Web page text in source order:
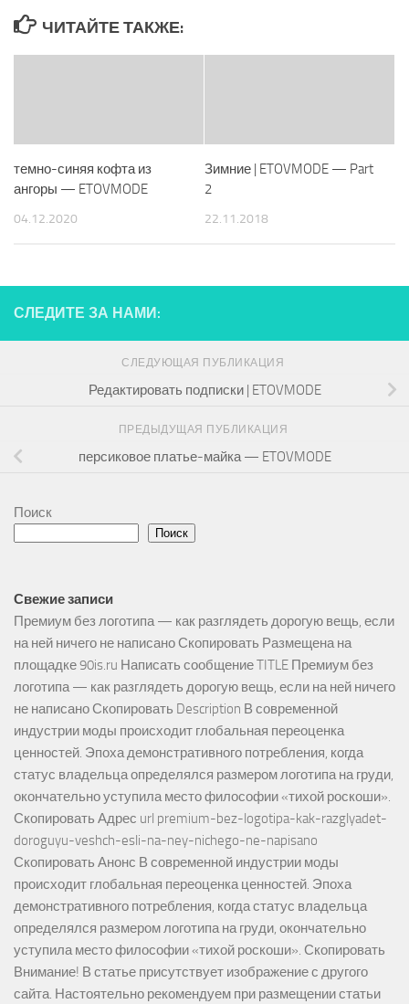
ЧИТАЙТЕ ТАКЖЕ:
темно-синяя кофта из
ангоры — ETOVMODE
04.12.2020
Зимние | ETOVMODE — Part
2
22.11.2018
СЛЕДИТЕ ЗА НАМИ:
СЛЕДУЮЩАЯ ПУБЛИКАЦИЯ
Редактировать подписки | ETOVMODE
ПРЕДЫДУЩАЯ ПУБЛИКАЦИЯ
персиковое платье-майка — ETOVMODE
Поиск
Поиск
Свежие записи
Премиум без логотипа — как разглядеть дорогую вещь, если
на ней ничего не написано Скопировать Размещена на
площадке 90is.ru Написать сообщение TITLE Премиум без
логотипа — как разглядеть дорогую вещь, если на ней ничего
не написано Скопировать Description В современной
индустрии моды происходит глобальная переоценка
ценностей. Эпоха демонстративного потребления, когда
статус владельца определялся размером логотипа на груди,
окончательно уступила место философии «тихой роскоши».
Скопировать Адрес url premium-bez-logotipa-kak-razglyadet-
doroguyu-veshch-esli-na-ney-nichego-ne-napisano
Скопировать Анонс В современной индустрии моды
происходит глобальная переоценка ценностей. Эпоха
демонстративного потребления, когда статус владельца
определялся размером логотипа на груди, окончательно
уступила место философии «тихой роскоши». Скопировать
Внимание! В статье присутствует изображение с другого
сайта. Настоятельно рекомендуем при размещении статьи